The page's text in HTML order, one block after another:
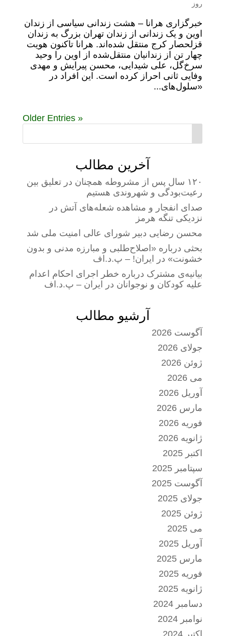
روز
خبرگزاری هرانا – هشت زندانی سیاسی از زندان
اوین و یک زندانی از زندان تهران بزرگ به زندان
قزلحصار کرج منتقل شده‌اند. هرانا تاکنون هویت
چهار تن از زندانیان منتقل‌شده از اوین را وحید
سرخ‌گل، علی شیدایی، محسن پیرایش و مهدی
وفایی ثانی احراز کرده است. این افراد در
«سلول‌های...
« Older Entries
آخرین مطالب
۱۲۰ سال پس از مشروطه همچنان در تعلیق بین
رعیت‌بودگی و شهروندی هستیم
صدای انفجار و مشاهده شعله‌های آتش در
نزدیکی تنگه هرمز
محسن رضایی دبیر شورای عالی امنیت ملی شد
بحثی درباره «اصلاح‌طلبی و مبارزه مدنی و بدون
خشونت» در ایران! – پ.د.اف
بیانیه‌ی مشترک درباره خطر اجرای احکام اعدام
علیه کودکان و نوجوانان در ایران – پ.د.اف
آرشیو مطالب
آگوست 2026
جولای 2026
ژوئن 2026
می 2026
آوریل 2026
مارس 2026
فوریه 2026
ژانویه 2026
اکتبر 2025
سپتامبر 2025
آگوست 2025
جولای 2025
ژوئن 2025
می 2025
آوریل 2025
مارس 2025
فوریه 2025
ژانویه 2025
دسامبر 2024
نوامبر 2024
اکتبر 2024